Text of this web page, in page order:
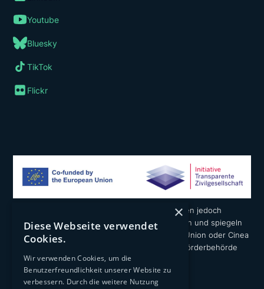
Youtube
Bluesky
TikTok
Flickr
Die geäußerten Ansichten und Meinungen liegen jedoch
ausschließlich in der Verantwortung der Autoren und spiegeln
nicht notwendigerweise die der Europäischen Union oder Cinea
wider. Weder die Europäische Union noch die Förderbehörde
können dafür verantwortlich gemacht werden.
×
Diese Webseite verwendet
Cookies.
Wir verwenden Cookies, um die
Benutzerfreundlichkeit unserer Website zu
verbessern. Durch die weitere Nutzung